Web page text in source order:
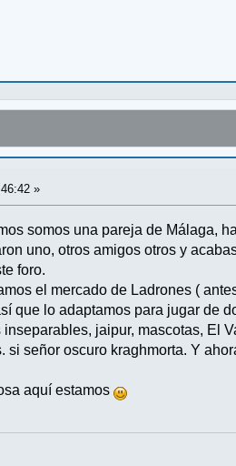
»
somos una pareja de Málaga,
uno, otros amigos otros y
foro.
el mercado de Ladrones (
que lo adaptamos para jugar de
jaipur, mascotas, El
si señor oscuro kraghmorta. Y
aquí estamos